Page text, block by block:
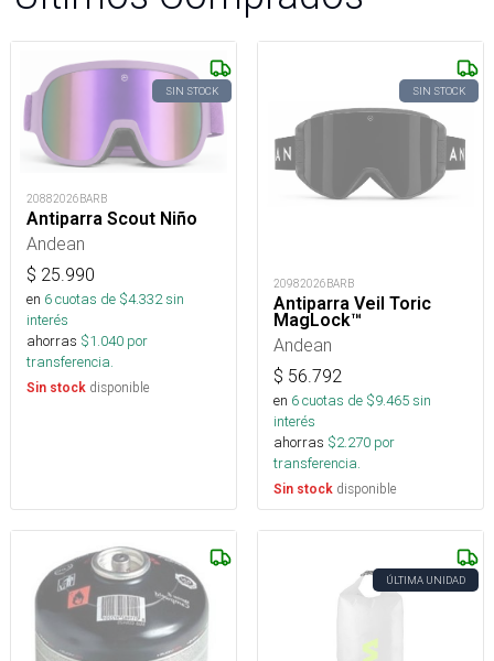
SIN STOCK
20882026BARB
Antiparra Scout Niño
Andean
$ 25.990
en 6cuotas de $4.332sin
interés
ahorras $1.040 por
transferencia.
Sin stock disponible
SIN STOCK
20982026BARB
Antiparra Veil Toric
MagLock™
Andean
$ 56.792
en 6cuotas de $9.465sin
interés
ahorras $2.270 por
transferencia.
Sin stock disponible
ÚLTIMA UNIDAD